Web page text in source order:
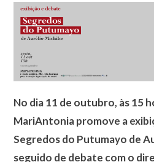
No dia 11 de outubro, às 15
MariAntonia promove a
Segredos do Putumayo de
seguido de debate com o